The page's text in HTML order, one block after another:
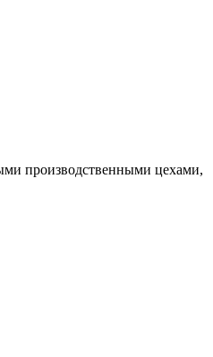
производственными цехами,